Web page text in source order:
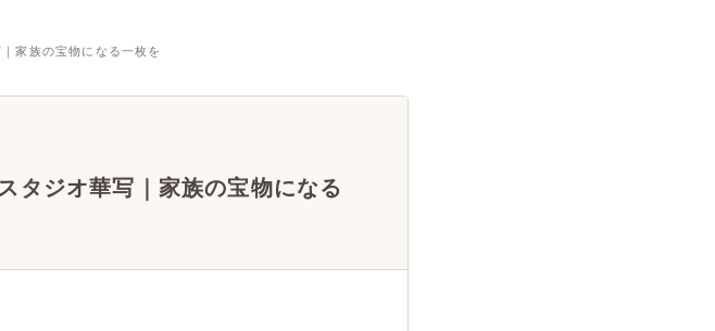
家族の宝物になる一枚を
タジオ華写｜家族の宝物になる